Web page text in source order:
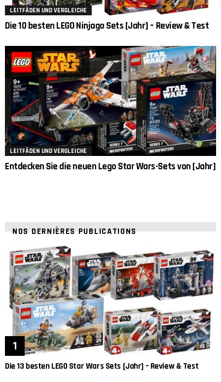
LEITFÄDEN UND VERGLEICHE
Die 10 besten LEGO Ninjago Sets [Jahr] – Review & Test
LEITFÄDEN UND VERGLEICHE
Entdecken Sie die neuen Lego Star Wars-Sets von [Jahr]
NOS DERNIÈRES PUBLICATIONS
Die 13 besten LEGO Star Wars Sets [Jahr] – Review & Test